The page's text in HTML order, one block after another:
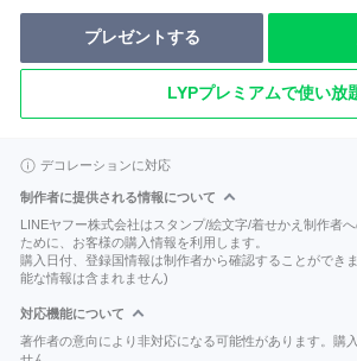
プレゼントする
LYPプレミアムで使い放
デコレーションに対応
制作者に提供される情報について
LINEヤフー株式会社はスタンプ/絵文字/着せかえ制作者
ために、お客様の購入情報を利用します。
購入日付、登録国情報は制作者から確認することができ
能な情報は含まれません)
対応機能について
著作者の意向により非対応になる可能性があります。購